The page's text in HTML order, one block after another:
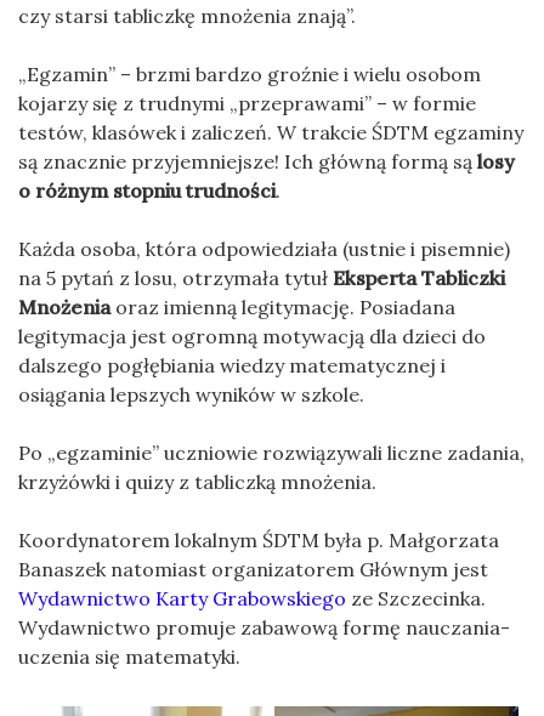
czy starsi tabliczkę mnożenia znają”.
„Egzamin” – brzmi bardzo groźnie i wielu osobom
kojarzy się z trudnymi „przeprawami” – w formie
testów, klasówek i zaliczeń. W trakcie ŚDTM egzaminy
są znacznie przyjemniejsze! Ich główną formą są losy
o różnym stopniu trudności.
Każda osoba, która odpowiedziała (ustnie i pisemnie)
na 5 pytań z losu, otrzymała tytuł Eksperta Tabliczki
Mnożeniaoraz imienną legitymację. Posiadana
legitymacja jest ogromną motywacją dla dzieci do
dalszego pogłębiania wiedzy matematycznej i
osiągania lepszych wyników w szkole.
Po „egzaminie” uczniowie rozwiązywali liczne zadania,
krzyżówki i quizy z tabliczką mnożenia.
Koordynatorem lokalnym ŚDTM była p. Małgorzata
Banaszek natomiast organizatorem Głównym jest
Wydawnictwo Karty Grabowskiego ze Szczecinka.
Wydawnictwo promuje zabawową formę nauczania-
uczenia się matematyki.